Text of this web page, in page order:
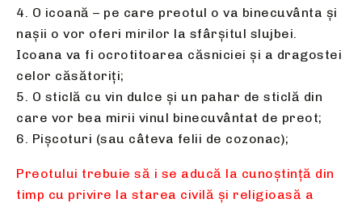
4. O icoană – pe care preotul o va binecuvânta și
nașii o vor oferi mirilor la sfârșitul slujbei.
Icoana va fi ocrotitoarea căsniciei și a dragostei
celor căsătoriți;
5. O sticlă cu vin dulce şi un pahar de sticlă din
care vor bea mirii vinul binecuvântat de preot;
6. Pişcoturi (sau câteva felii de cozonac);
Preotului trebuie să i se aducă la cunoştinţă din
timp cu privire la starea civilă şi religioasă a